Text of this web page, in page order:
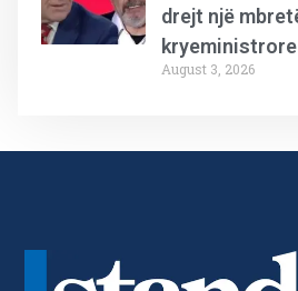
drejt një
kryeministrore
August 3, 2026